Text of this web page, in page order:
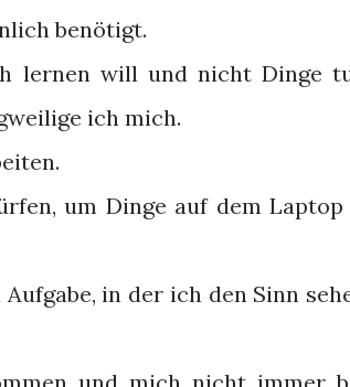
benötigt.
lernen will und nicht Dinge
ich mich.
um Dinge auf dem
in der ich den Sinn